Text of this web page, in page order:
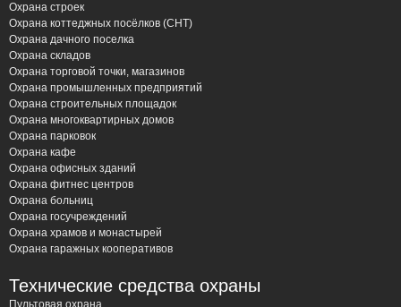
Охрана строек
Охрана коттеджных посёлков (СНТ)
Охрана дачного поселка
Охрана складов
Охрана торговой точки, магазинов
Охрана промышленных предприятий
Охрана строительных площадок
Охрана многоквартирных домов
Охрана парковок
Охрана кафе
Охрана офисных зданий
Охрана фитнес центров
Охрана больниц
Охрана госучреждений
Охрана храмов и монастырей
Охрана гаражных кооперативов
Технические средства охраны
Пультовая охрана